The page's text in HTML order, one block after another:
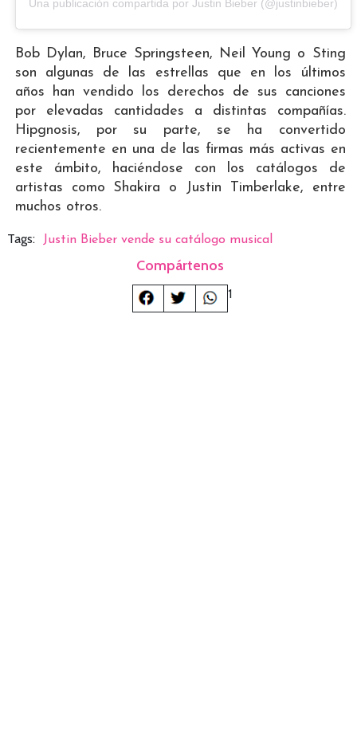
Una publicación compartida por Justin Bieber (@justinbieber)
Bob Dylan, Bruce Springsteen, Neil Young o Sting
son algunas de las estrellas que en los últimos
años han vendido los derechos de sus canciones
por elevadas cantidades a distintas compañías.
Hipgnosis, por su parte, se ha convertido
recientemente en una de las firmas más activas en
este ámbito, haciéndose con los catálogos de
artistas como Shakira o Justin Timberlake, entre
muchos otros.
Tags: Justin Bieber vende su catálogo musical
Compártenos
1